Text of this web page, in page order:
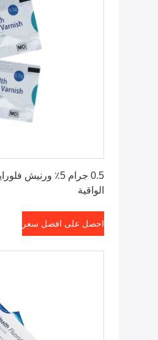
0.5 جرام 5٪ ورنيش
الواقية
احصل على افضل سعر